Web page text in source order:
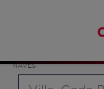
NAVES
bouteille souhaité et
distributeur